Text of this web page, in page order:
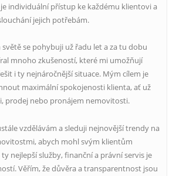
individuální přístup ke každému klientovi a
jejich potřebám.
se pohybuji už řadu let a za tu dobu
mnoho zkušeností, které mi umožňují
i ty nejnáročnější situace. Mým cílem je
maximální spokojenosti klienta, ať už
prodej nebo pronájem nemovitosti.
vzdělávám a sleduji nejnovější trendy na
abych mohl svým klientům
nejlepší služby, finanční a právní servis je
Věřím, že důvěra a transparentnost jsou